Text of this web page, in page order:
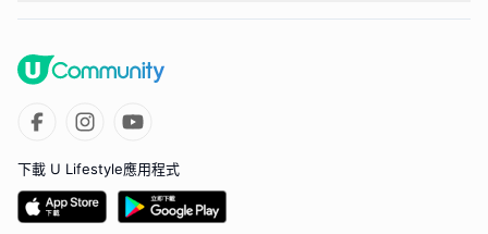
下載 U Lifestyle應用程式